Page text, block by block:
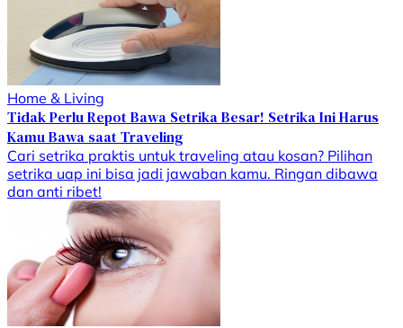
Home & Living
Tidak Perlu Repot Bawa Setrika Besar! Setrika Ini Harus
Kamu Bawa saat Traveling
Cari setrika praktis untuk traveling atau kosan? Pilihan
setrika uap ini bisa jadi jawaban kamu. Ringan dibawa
dan anti ribet!